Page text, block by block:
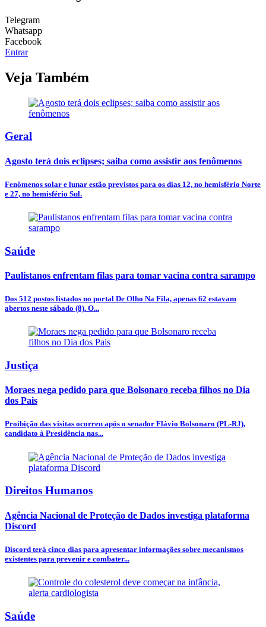
Telegram
Whatsapp
Facebook
Entrar
Veja Também
Geral
Agosto terá dois eclipses; saiba como assistir aos fenômenos
Fenômenos solar e lunar estão previstos para os dias 12, no hemisfério Norte
e 27, no hemisfério Sul.
Saúde
Paulistanos enfrentam filas para tomar vacina contra sarampo
Dos 512 postos listados no portal De Olho Na Fila, apenas 62 estavam
abertos neste sábado (8). O...
Justiça
Moraes nega pedido para que Bolsonaro receba filhos no Dia
dos Pais
Proibição das visitas ocorreu após o senador Flávio Bolsonaro (PL-RJ),
candidato à Presidência nas...
Direitos Humanos
Agência Nacional de Proteção de Dados investiga plataforma
Discord
Discord terá cinco dias para apresentar informações sobre mecanismos
existentes para prevenir e combater...
Saúde